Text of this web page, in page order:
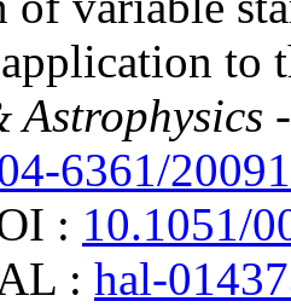
to
Astrophysics
6361/
: 10.1051/
: hal-